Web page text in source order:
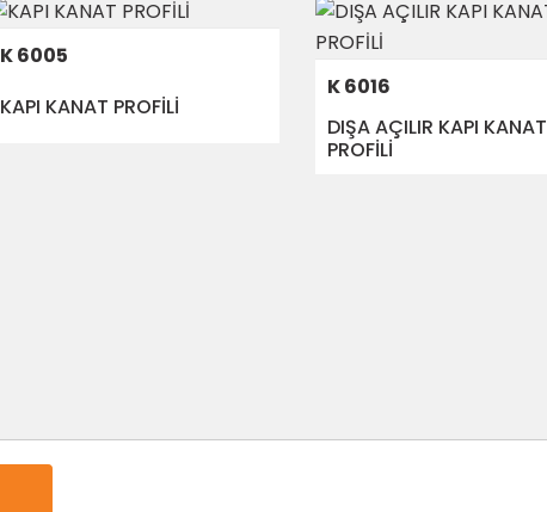
K 6005
KAPI KANAT PROFİLİ
K 6016
DIŞA AÇILIR KAPI KANAT
PROFİLİ